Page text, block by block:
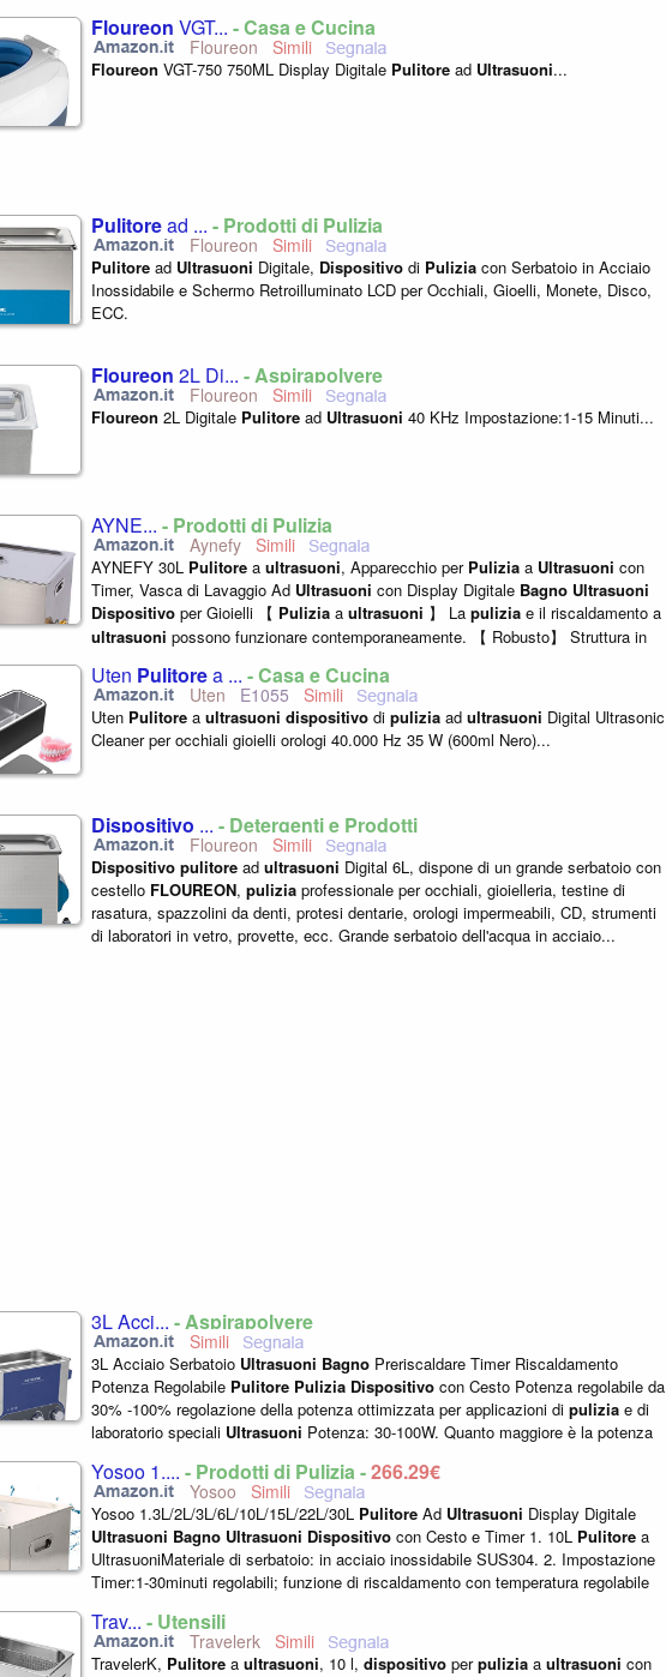
Floureon VGT... - Casa e Cucina
Floureon
Floureon VGT-750 750ML Display Digitale Pulitore ad Ultrasuoni...
Pulitoread ... - Prodotti di Pulizia
Floureon
Pulitore ad Ultrasuoni Digitale, Dispositivo di Pulizia con Serbatoio in Acciaio
Inossidabile e Schermo Retroilluminato LCD per Occhiali, Gioelli, Monete, Disco,
ECC.
Floureon 2L Di... - Aspirapolvere
Floureon
Floureon 2L Digitale Pulitore ad Ultrasuoni 40 KHz Impostazione:1-15 Minuti...
AYNE... - Prodotti di Pulizia
Aynefy
AYNEFY 30L Pulitore a ultrasuoni, Apparecchio per Pulizia a Ultrasuoni con
Timer, Vasca di Lavaggio Ad Ultrasuoni con Display Digitale Bagno Ultrasuoni
Dispositivo per Gioielli 【 Pulizia a ultrasuoni 】 La pulizia e il riscaldamento a
ultrasuoni possono funzionare contemporaneamente. 【 Robusto】 Struttura in
Uten Pulitorea ... - Casa e Cucina
Uten E1055
Uten Pulitore a ultrasuoni dispositivo di pulizia ad ultrasuoni Digital Ultrasonic
Cleaner per occhiali gioielli orologi 40.000 Hz 35 W (600ml Nero)...
Dispositivo ... - Detergenti e Prodotti
Floureon
Dispositivo pulitore ad ultrasuoni Digital 6L, dispone di un grande serbatoio con
cestello FLOUREON, pulizia professionale per occhiali, gioielleria, testine di
rasatura, spazzolini da denti, protesi dentarie, orologi impermeabili, CD, strumenti
di laboratori in vetro, provette, ecc. Grande serbatoio dell'acqua in acciaio...
3L Acci... - Aspirapolvere
3L Acciaio Serbatoio Ultrasuoni Bagno Preriscaldare Timer Riscaldamento
Potenza Regolabile Pulitore Pulizia Dispositivo con Cesto Potenza regolabile da
30% -100% regolazione della potenza ottimizzata per applicazioni di pulizia e di
laboratorio speciali Ultrasuoni Potenza: 30-100W. Quanto maggiore è la potenza
Yosoo 1.... - Prodotti di Pulizia -266,29€
Yosoo
Yosoo 1.3L/2L/3L/6L/10L/15L/22L/30L Pulitore Ad Ultrasuoni Display Digitale
Ultrasuoni Bagno Ultrasuoni Dispositivo con Cesto e Timer 1. 10L Pulitore a
UltrasuoniMateriale di serbatoio: in acciaio inossidabile SUS304. 2. Impostazione
Timer:1-30minuti regolabili; funzione di riscaldamento con temperatura regolabile
Trav... - Utensili
Travelerk
TravelerK, Pulitore a ultrasuoni, 10 l, dispositivo perpulizia a ultrasuoni con